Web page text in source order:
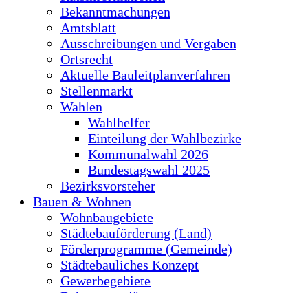
Bekanntmachungen
Amtsblatt
Ausschreibungen und Vergaben
Ortsrecht
Aktuelle Bauleitplanverfahren
Stellenmarkt
Wahlen
Wahlhelfer
Einteilung der Wahlbezirke
Kommunalwahl 2026
Bundestagswahl 2025
Bezirksvorsteher
Bauen & Wohnen
Wohnbaugebiete
Städtebauförderung (Land)
Förderprogramme (Gemeinde)
Städtebauliches Konzept
Gewerbegebiete